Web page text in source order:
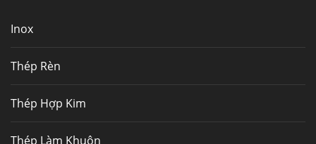
Thép Fengyang
Inox
Thép Rèn
Thép Hợp Kim
Thép Làm Khuôn